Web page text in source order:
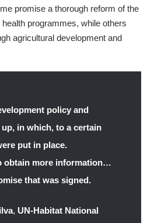
promise a thorough reform of the
programmes, while others
agricultural development and
policy and
in which, to a certain
put in place.
obtain more information…
that was signed.
, UN-Habitat National